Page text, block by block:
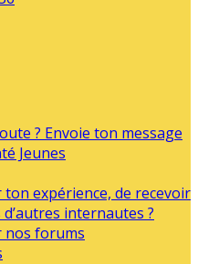
? Envoie ton message
Jeunes
expérience, de recevoir
d’autres internautes ?
nos forums